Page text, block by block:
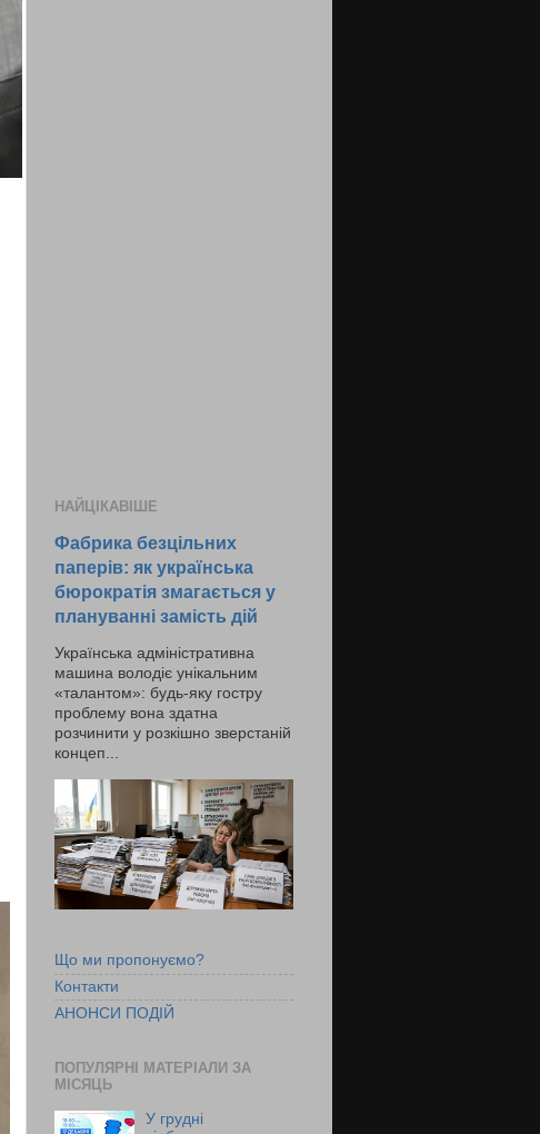
НАЙЦІКАВІШЕ
Фабрика безцільних
паперів: як українська
бюрократія змагається у
плануванні замість дій
Українська адміністративна
машина володіє унікальним
«талантом»: будь-яку гостру
проблему вона здатна
розчинити у розкішно зверстаній
концеп...
Що ми пропонуємо?
Контакти
АНОНСИ ПОДІЙ
ПОПУЛЯРНІ МАТЕРІАЛИ ЗА
МІСЯЦЬ
У грудні